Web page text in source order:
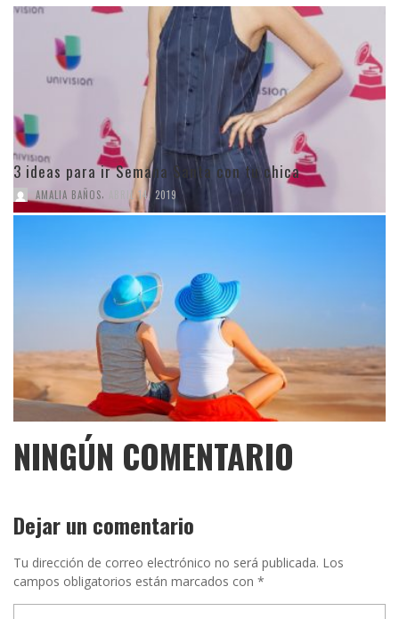
3 ideas para ir Semana Santa con tu chica
AMALIA BAÑOS ABRIL 14, 2019
NINGÚN COMENTARIO
Dejar un comentario
Tu dirección de correo electrónico no será publicada. Los
campos obligatorios están marcados con *